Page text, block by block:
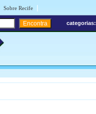
Sobre Recife |
categorias: